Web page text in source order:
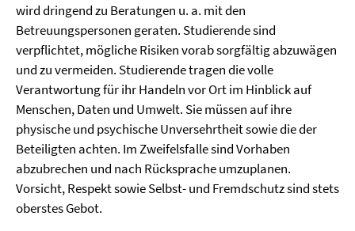
wird dringend zu Beratungen u. a. mit den
Betreuungspersonen geraten. Studierende sind
verpflichtet, mögliche Risiken vorab sorgfältig abzuwägen
und zu vermeiden. Studierende tragen die volle
Verantwortung für ihr Handeln vor Ort im Hinblick auf
Menschen, Daten und Umwelt. Sie müssen auf ihre
physische und psychische Unversehrtheit sowie die der
Beteiligten achten. Im Zweifelsfalle sind Vorhaben
abzubrechen und nach Rücksprache umzuplanen.
Vorsicht, Respekt sowie Selbst- und Fremdschutz sind stets
oberstes Gebot.